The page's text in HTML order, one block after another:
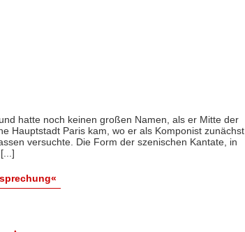
hatte noch keinen großen Namen, als er Mitte der
Hauptstadt Paris kam, wo er als Komponist zunächst
versuchte. Die Form der szenischen Kantate, in